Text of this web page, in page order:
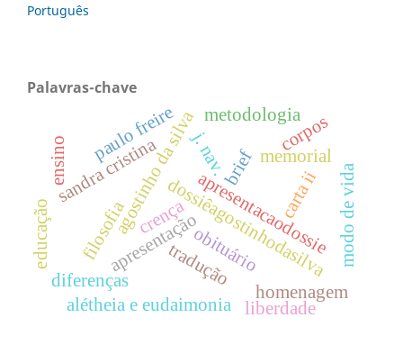
Português
Palavras-chave
apresentaçãodossiêagostinhodasilva
apresentacaodossie
tradução
brief
j. nav.
agostinho da silva carta ii
sandra cristina
obituário
homenagem
memorial
diferenças
corpos
alétheia e eudaimonia
filosofia modo de vida
paulo freire
educação crença
metodologia
liberdade
ensino